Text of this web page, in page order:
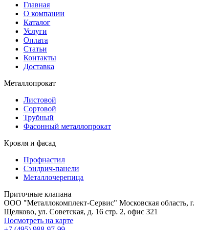
Главная
О компании
Каталог
Услуги
Оплата
Статьи
Контакты
Доставка
Металлопрокат
Листовой
Сортовой
Трубный
Фасонный металлопрокат
Кровля и фасад
Профнастил
Сэндвич-панели
Металлочерепица
Приточные клапана
ООО "Металлокомплект-Сервис" Московская область, г.
Щелково, ул. Советская, д. 16 стр. 2, офис 321
Посмотреть на карте